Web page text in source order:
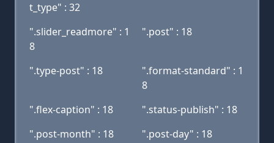
t_type" : 32
".slider_readmore" : 1
8
".post" : 18
".type-post" : 18
".format-standard" : 1
8
".flex-caption" : 18
".status-publish" : 18
".post-month" : 18
".post-day" : 18